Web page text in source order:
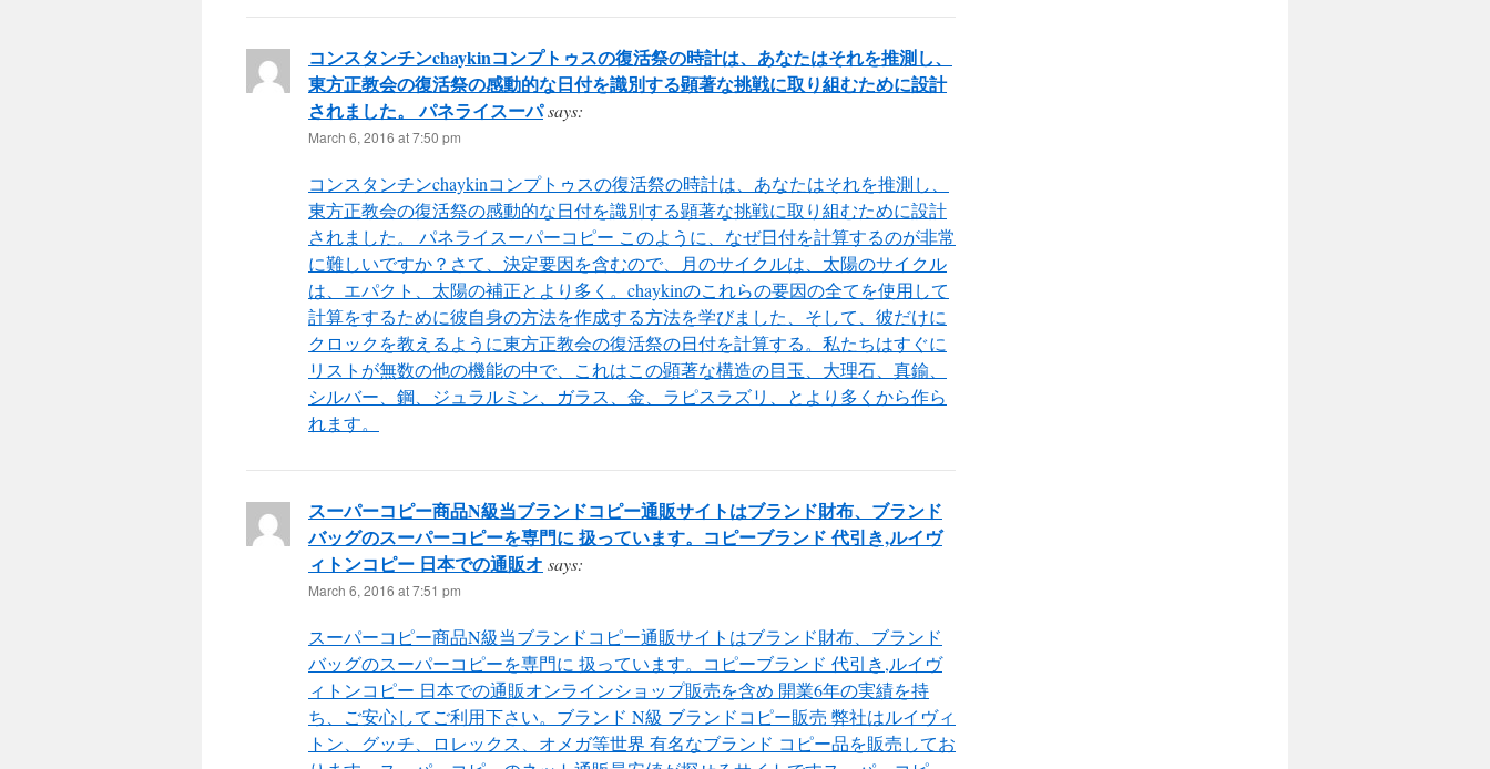
コンスタンチンchaykinコンプトゥスの復活祭の時計は、あなたはそれを推測し、
東方正教会の復活祭の感動的な日付を識別する顕著な挑戦に取り組むために設計
されました。 パネライスーパsays:
March 6, 2016 at 7:50 pm
コンスタンチンchaykinコンプトゥスの復活祭の時計は、あなたはそれを推測し、
東方正教会の復活祭の感動的な日付を識別する顕著な挑戦に取り組むために設計
されました。 パネライスーパーコピー このように、なぜ日付を計算するのが非常
に難しいですか？さて、決定要因を含むので、月のサイクルは、太陽のサイクル
は、エパクト、太陽の補正とより多く。chaykinのこれらの要因の全てを使用して
計算をするために彼自身の方法を作成する方法を学びました、そして、彼だけに
クロックを教えるように東方正教会の復活祭の日付を計算する。私たちはすぐに
リストが無数の他の機能の中で、これはこの顕著な構造の目玉、大理石、真鍮、
シルバー、鋼、ジュラルミン、ガラス、金、ラピスラズリ、とより多くから作ら
れます。
スーパーコピー商品N級当ブランドコピー通販サイトはブランド財布、ブランド
バッグのスーパーコピーを専門に 扱っています。コピーブランド 代引き,ルイヴ
ィトンコピー 日本での通販オ says:
March 6, 2016 at 7:51 pm
スーパーコピー商品N級当ブランドコピー通販サイトはブランド財布、ブランド
バッグのスーパーコピーを専門に 扱っています。コピーブランド 代引き,ルイヴ
ィトンコピー 日本での通販オンラインショップ販売を含め 開業6年の実績を持
ち、ご安心してご利用下さい。ブランド N級 ブランドコピー販売 弊社はルイヴィ
トン、グッチ、ロレックス、オメガ等世界 有名なブランド コピー品を販売してお